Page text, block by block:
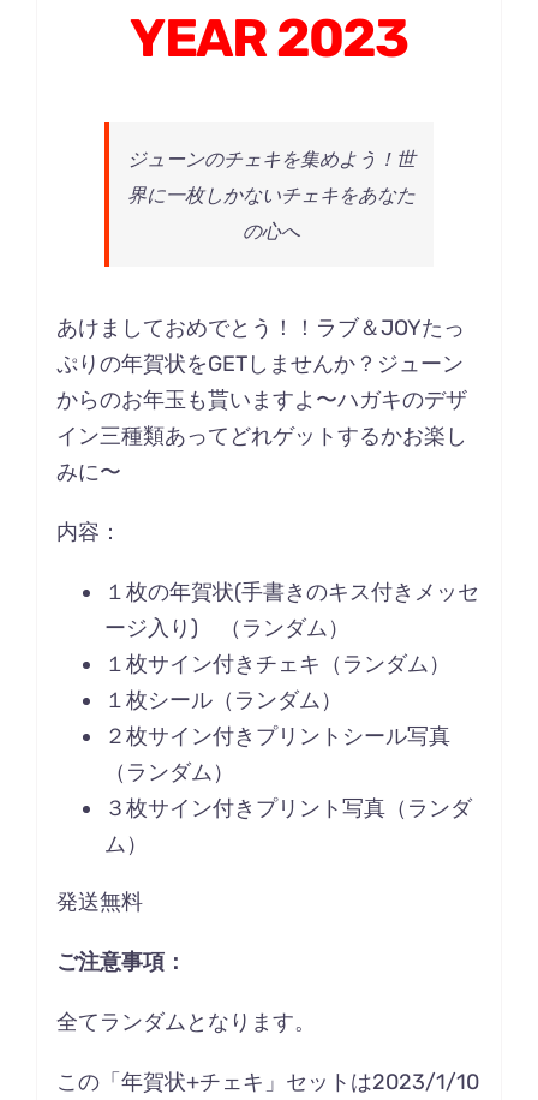
YEAR 2023
ジューンのチェキを集めよう！世
界に一枚しかないチェキをあなた
の心へ
あけましておめでとう！！ラブ＆JOYたっ
ぷりの年賀状をGETしませんか？ジューン
からのお年玉も貰いますよ〜ハガキのデザ
イン三種類あってどれゲットするかお楽し
みに〜
内容：
１枚の年賀状(手書きのキス付きメッセ
ージ入り) （ランダム）
１枚サイン付きチェキ（ランダム）
１枚シール（ランダム）
２枚サイン付きプリントシール写真
（ランダム）
３枚サイン付きプリント写真（ランダ
ム）
発送無料
ご注意事項：
全てランダムとなります。
この「年賀状+チェキ」セットは2023/1/10